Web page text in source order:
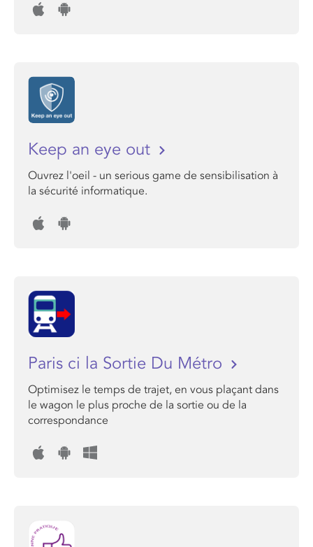
Keep an eye out
Ouvrez l'oeil - un serious game de sensibilisation à
la sécurité informatique.
Paris ci la Sortie Du Métro
Optimisez le temps de trajet, en vous plaçant dans
le wagon le plus proche de la sortie ou de la
correspondance